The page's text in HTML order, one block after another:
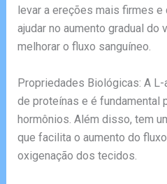
levar a ereções mais firmes e
ajudar no aumento gradual do
melhorar o fluxo sanguíneo.
Propriedades Biológicas: A L-
de proteínas e é fundamental
hormônios. Além disso, tem
que facilita o aumento do
oxigenação dos tecidos.